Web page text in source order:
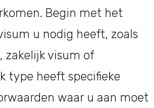
Begin met het
u nodig heeft, zoals
zakelijk visum of
type heeft specifieke
waar u aan moet